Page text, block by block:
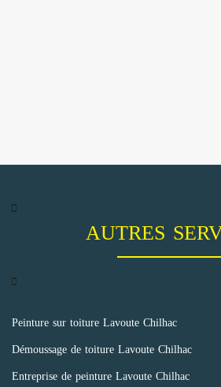
AUTRES
Peinture sur toiture Lavoute Chilhac
Démoussage de toiture Lavoute Chilhac
Entreprise de peinture Lavoute Chilhac